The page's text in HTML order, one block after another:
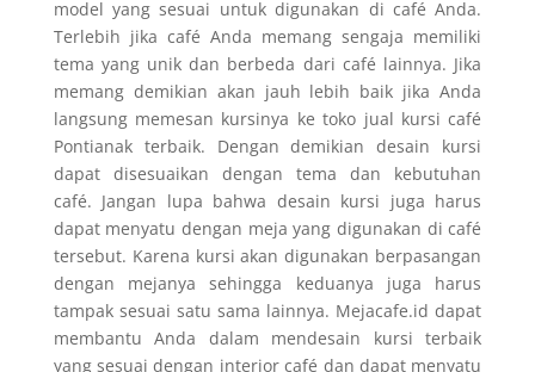
model yang sesuai untuk digunakan di café Anda.
Terlebih jika café Anda memang sengaja memiliki
tema yang unik dan berbeda dari café lainnya. Jika
memang demikian akan jauh lebih baik jika Anda
langsung memesan kursinya ke toko jual kursi café
Pontianak terbaik. Dengan demikian desain kursi
dapat disesuaikan dengan tema dan kebutuhan
café. Jangan lupa bahwa desain kursi juga harus
dapat menyatu dengan meja yang digunakan di café
tersebut. Karena kursi akan digunakan berpasangan
dengan mejanya sehingga keduanya juga harus
tampak sesuai satu sama lainnya. Mejacafe.id dapat
membantu Anda dalam mendesain kursi terbaik
yang sesuai dengan interior café dan dapat menyatu